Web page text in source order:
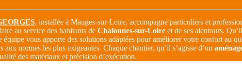
, installée à Mauges-sur-Loire, accompagne particuliers et
au service des habitants de Chalonnes-sur-Loire et de ses alentours.
équipe vous apporte des solutions adaptées pour améliorer votre confort au
normes les plus exigeantes. Chaque chantier, qu’il s’agisse d’un
des matériaux et précision d’exécution.